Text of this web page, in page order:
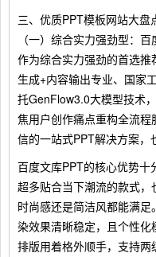
三、优质PPT模板网站大盘
（一）综合实力强劲型：
作为综合实力强劲的首选推
生成+内容输出专业、国家
托GenFlow3.0大模型技术
焦用户创作痛点重构全流
信的一站式PPT解决方案，
百度文库PPT的核心优势
超多贴合当下潮流的款式
时尚感还是简洁风都能满
染效果清晰稳定，且个性
排版用着格外顺手，支持